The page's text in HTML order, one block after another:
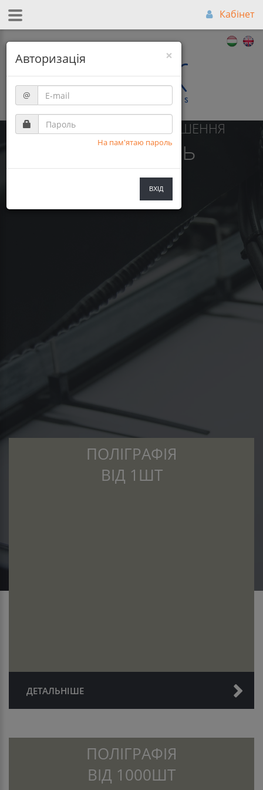
×
Авторизація
@
На пам'ятаю пароль
ВХІД
Кабінет
НАЙКРАЩЕ СПІВВІДНОШЕННЯ
Ціна-Якість
ПОЛІГРАФІЯ
ВІД 1ШТ
ДЕТАЛЬНІШЕ
ПОЛІГРАФІЯ
ВІД 1000ШТ